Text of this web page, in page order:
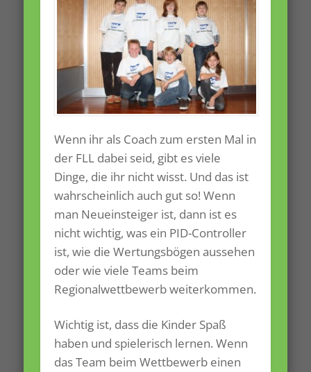
Wenn ihr als Coach zum ersten Mal in
der FLL dabei seid, gibt es viele
Dinge, die ihr nicht wisst. Und das ist
wahrscheinlich auch gut so! Wenn
man Neueinsteiger ist, dann ist es
nicht wichtig, was ein PID-Controller
ist, wie die Wertungsbögen aussehen
oder wie viele Teams beim
Regionalwettbewerb weiterkommen.
Wichtig ist, dass die Kinder Spaß
haben und spielerisch lernen. Wenn
das Team beim Wettbewerb einen